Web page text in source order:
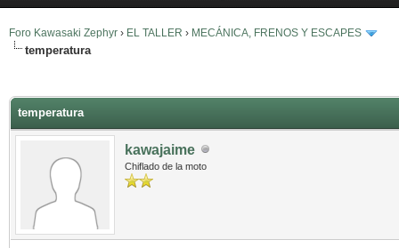
Foro Kawasaki Zephyr › EL TALLER › MECÁNICA, FRENOS Y ESCAPES
temperatura
temperatura
kawajaime
Chiflado de la moto